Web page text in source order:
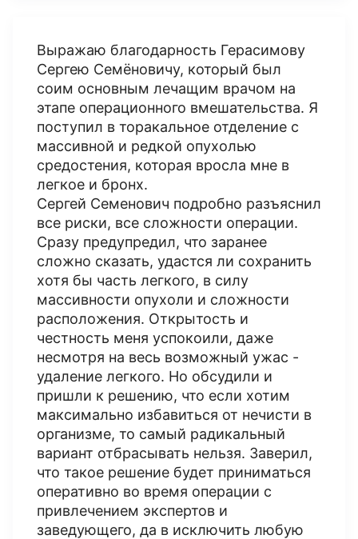
Выражаю благодарность Герасимову
Сергею Семёновичу, который был
соим основным лечащим врачом на
этапе операционного вмешательства. Я
поступил в торакальное отделение с
массивной и редкой опухолью
средостения, которая вросла мне в
легкое и бронх.
Сергей Семенович подробно разъяснил
все риски, все сложности операции.
Сразу предупредил, что заранее
сложно сказать, удастся ли сохранить
хотя бы часть легкого, в силу
массивности опухоли и сложности
расположения. Открытость и
честность меня успокоили, даже
несмотря на весь возможный ужас -
удаление легкого. Но обсудили и
пришли к решению, что если хотим
максимально избавиться от нечисти в
организме, то самый радикальный
вариант отбрасывать нельзя. Заверил,
что такое решение будет приниматься
оперативно во время операции с
привлечением экспертов и
заведующего, да в исключить любую